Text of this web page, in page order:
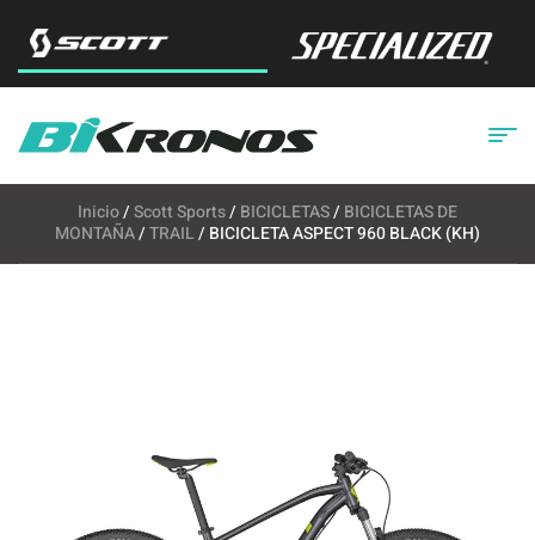
Inicio/Scott Sports/ BICICLETAS/ BICICLETAS DE
MONTAÑA/TRAIL/ BICICLETA ASPECT 960 BLACK (KH)